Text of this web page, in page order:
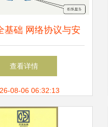
基础 网络协议与安
软件开发中的核心地
位
查看详情
08-06 06:32:13